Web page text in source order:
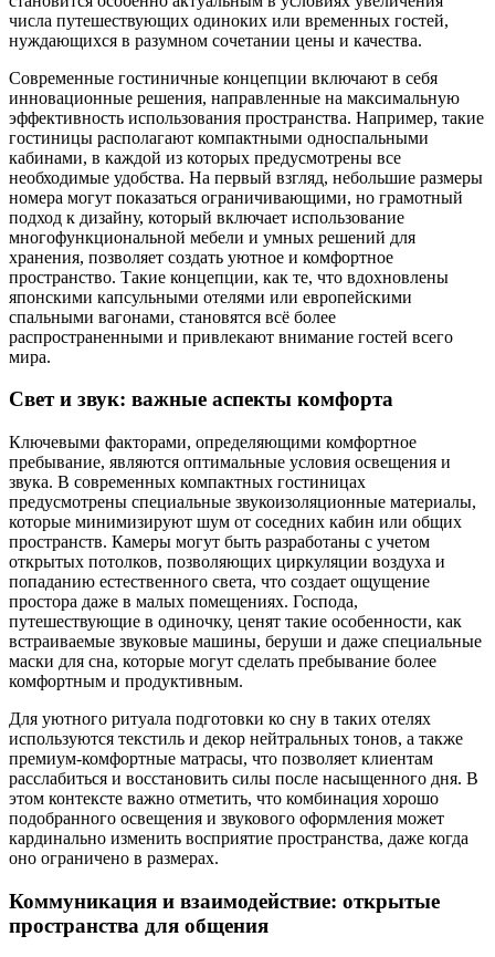
числа путешествующих одиноких или временных гостей,
нуждающихся в разумном сочетании цены и качества.
Современные гостиничные концепции включают в себя
инновационные решения, направленные на максимальную
эффективность использования пространства. Например, такие
гостиницы располагают компактными односпальными
кабинами, в каждой из которых предусмотрены все
необходимые удобства. На первый взгляд, небольшие размеры
номера могут показаться ограничивающими, но грамотный
подход к дизайну, который включает использование
многофункциональной мебели и умных решений для
хранения, позволяет создать уютное и комфортное
пространство. Такие концепции, как те, что вдохновлены
японскими капсульными отелями или европейскими
спальными вагонами, становятся всё более
распространенными и привлекают внимание гостей всего
мира.
Свет и звук: важные аспекты комфорта
Ключевыми факторами, определяющими комфортное
пребывание, являются оптимальные условия освещения и
звука. В современных компактных гостиницах
предусмотрены специальные звукоизоляционные материалы,
которые минимизируют шум от соседних кабин или общих
пространств. Камеры могут быть разработаны с учетом
открытых потолков, позволяющих циркуляции воздуха и
попаданию естественного света, что создает ощущение
простора даже в малых помещениях. Господа,
путешествующие в одиночку, ценят такие особенности, как
встраиваемые звуковые машины, беруши и даже специальные
маски для сна, которые могут сделать пребывание более
комфортным и продуктивным.
Для уютного ритуала подготовки ко сну в таких отелях
используются текстиль и декор нейтральных тонов, а также
премиум-комфортные матрасы, что позволяет клиентам
расслабиться и восстановить силы после насыщенного дня. В
этом контексте важно отметить, что комбинация хорошо
подобранного освещения и звукового оформления может
кардинально изменить восприятие пространства, даже когда
оно ограничено в размерах.
Коммуникация и взаимодействие: открытые
пространства для общения